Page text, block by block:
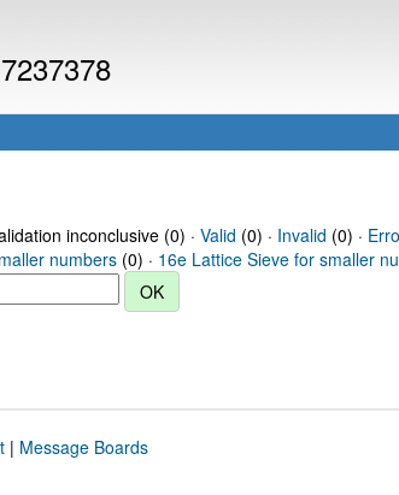
inconclusive (0) · Valid (0) · Invalid (0) ·
numbers (0) · 16e Lattice Sieve for smaller
| Message Boards